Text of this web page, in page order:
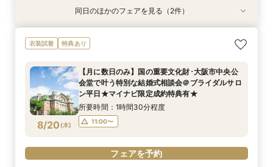
特典あり
8/18(火)
【フォト相談会】国の重要文化財･大阪市中央公
会堂で叶えるフォトウエディング相談会＠ブライ
所要時間：1時間程度
10:00〜
フェアを予約
8/18(火)
【月に数日のみ】国の重要文化財･大阪市中央公
会堂で叶う特別な結婚式相談会＠オンライン★マ
所要時間：1時間程度
11:00〜
フェアを予約
同日のほかのフェアを見る（2件）
衣装試着 特典あり
8/20 (木)
【月に数日のみ】国の重要文化財･大阪市中央公
会堂で叶う特別な結婚式相談会＠ブライダルサロ
ン平日★マイナビ限定成約特典有★
所要時間：1時間30分程度
11:00〜
フェアを予約